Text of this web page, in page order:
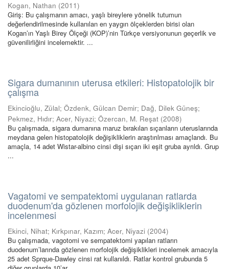
Kogan, Nathan (2011)
Giriş: Bu çalışmanın amacı, yaşlı bireylere yönelik tutumun
değerlendirilmesinde kullanılan en yaygın ölçeklerden birisi olan
Kogan’ın Yaşlı Birey Ölçeği (KOP)’nin Türkçe versiyonunun geçerlik ve
güvenilirliğini incelemektir. ...
Sigara dumanının uterusa etkileri: Histopatolojik bir
çalışma
Ekincioğlu, Zülal; Özdenk, Gülcan Demir; Dağ, Dilek Güneş;
Pekmez, Hıdır; Acer, Niyazi; Özercan, M. Reşat (2008)
Bu çalışmada, sigara dumanına maruz bırakılan sıçanların uteruslarında
meydana gelen histopatolojik değişikliklerin araştırılması amaçlandı. Bu
amaçla, 14 adet Wistar-albino cinsi dişi sıçan iki eşit gruba ayrıldı. Grup
...
Vagatomi ve sempatektomi uygulanan ratlarda
duodenum'da gözlenen morfolojik değişikliklerin
incelenmesi
Ekinci, Nihat; Kırkpınar, Kazım; Acer, Niyazi (2004)
Bu çalışmada, vagotomi ve sempatektomi yapılan ratların
duodenum’larında gözlenen morfolojik değişiklikleri incelemek amacıyla
25 adet Sprque-Dawley cinsi rat kullanıldı. Ratlar kontrol grubunda 5